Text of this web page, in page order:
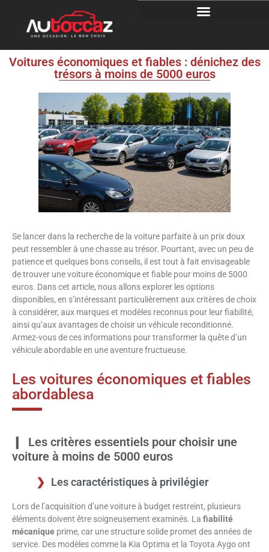
Voitures économiques et fiables : dénichez des
trésors à moins de 5000 euros
Se lancer dans la recherche de la voiture parfaite à un prix doux
peut ressembler à une chasse au trésor. Pourtant, avec un peu de
patience et quelques bons conseils, il est tout à fait envisageable
de trouver une voiture économique et fiable pour moins de 5000
euros. Dans cet article, nous allons explorer les options
disponibles, en s’intéressant particulièrement aux critères de choix
à considérer, aux marques et modèles reconnus pour leur fiabilité,
ainsi qu’aux avantages de choisir un véhicule reconditionné.
Armez-vous de ces informations pour transformer la quête d’un
véhicule abordable en une aventure fructueuse.
Les voitures économiques et fiables
abordablesa
Les critères essentiels pour choisir une
voiture à moins de 5000 euros
Les caractéristiques à privilégier
Lors de l’acquisition d’une voiture à budget restreint, plusieurs
éléments doivent être soigneusement examinés. La fiabilité
mécanique prime, car une structure solide promet des années de
service. Des modèles comme la Kia Optima et la Toyota Aygo ont